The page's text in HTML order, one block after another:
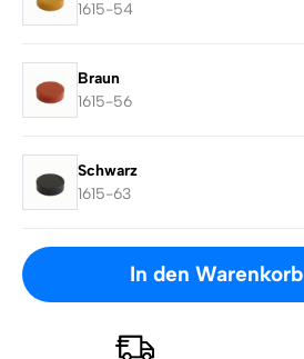
1615-54
Braun
1615-56
Schwarz
1615-63
In den Warenkorb